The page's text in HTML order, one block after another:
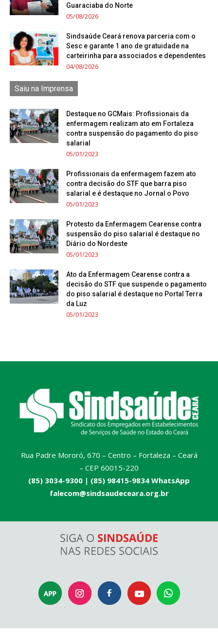
Guaraciaba do Norte
05/08/2026
Sindsaúde Ceará renova parceria com o
Sesc e garante 1 ano de gratuidade na
carteirinha para associados e dependentes
04/08/2026
Saiu na Imprensa
Destaque no GCMais: Profissionais da
enfermagem realizam ato em Fortaleza
contra suspensão do pagamento do piso
salarial
05/01/2023
Profissionais da enfermagem fazem ato
contra decisão do STF que barra piso
salarial e é destaque no Jornal o Povo
05/01/2023
Protesto da Enfermagem Cearense contra
suspensão do piso salarial é destaque no
Diário do Nordeste
05/01/2023
Ato da Enfermagem Cearense contra a
decisão do STF que suspende o pagamento
do piso salarial é destaque no Portal Terra
da Luz
05/01/2023
Rua Padre Mororó, 670 – Centro – Fortaleza – Ceará
– CEP 60015-220
(85) 3034-9300 | (85) 98415-9834 WhatsApp
falecom@sindsaudeceara.org.br